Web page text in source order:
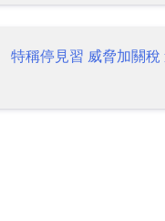
特稱停見習 威脅加關